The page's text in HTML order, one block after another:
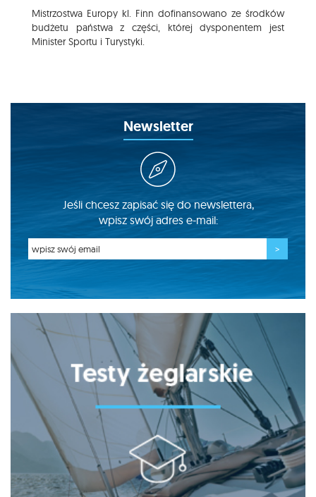
Mistrzostwa Europy kl. Finn dofinansowano ze środków
budżetu państwa z części, której dysponentem jest
Minister Sportu i Turystyki.
Newsletter
Jeśli chcesz zapisać się do newslettera,
wpisz swój adres e-mail: